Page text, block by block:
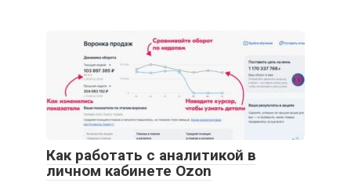
Как работать с аналитикой в
личном кабинете Ozon